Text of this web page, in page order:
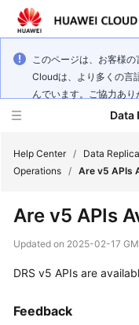
このページは、お客様
Cloudは、より多くの言
んでいます。ご協力あり
Data
New
Overview
Billing
Help Center / Data
Operations / Are v5 APIs
Are v5 APIs
Updated on 2025-02-17
DRS v5 APIs are
Feedback